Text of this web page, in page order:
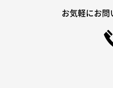
お気軽にお